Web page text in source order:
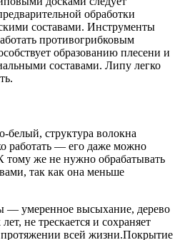
обработки
составами. Инструменты
противогрибковым
образованию плесени и
составами. Липу легко
белый, структура волокна
работать — его даже можно
тому же не нужно обрабатывать
так как она меньше
— умеренное высыхание, дерево
не трескается и сохраняет
всей жизни.Покрытие